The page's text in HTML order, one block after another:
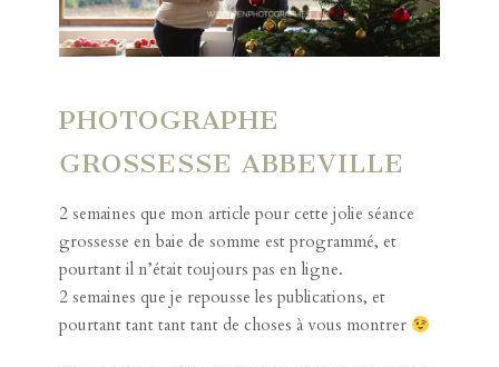
2 semaines que mon article pour cette jolie séance
grossesse en baie de somme est programmé, et
pourtant il n’était toujours pas en ligne.
2 semaines que je repousse les publications, et